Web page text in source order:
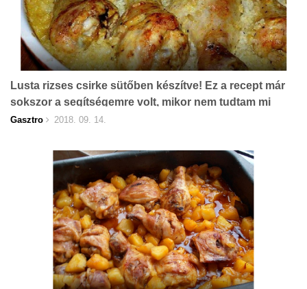
Lusta rizses csirke sütőben készítve! Ez a recept már
sokszor a segítségemre volt, mikor nem tudtam mi
legyen az ebéd!
Gasztro 2018. 09. 14.